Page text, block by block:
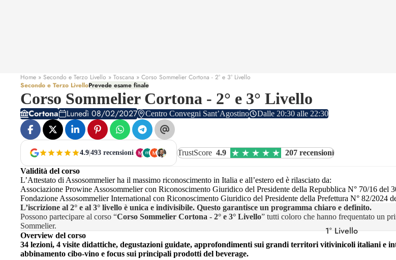
1° Livello
Home » Secondo e Terzo Livello » Toscana » Corso Sommelier Cortona - 2° e 3° Livello
Secondo e Terzo LivelloPrevede esame finale
Corso Sommelier Cortona - 2° e 3° Livello
Cortona Lunedì 08/02/2027 Centro Convegni Sant’Agostino Dalle 20:30 alle 22:30
4.9 493 recensioni TrustScore 4.9 207 recensioni
Validità del corso
L’Attestato di Assosommelier ha il massimo riconoscimento in Italia e all’estero ed è rilasciato da:
Associazione Prowine Assosommelier con Riconoscimento Giuridico del Presidente della Repubblica N° 70/16 del
Fondazione Assosommelier International con Riconoscimento Giuridico del Presidente della Prefettura N° 82/2024
L’iscrizione al 2° e al 3° livello è unica e indivisibile. Questo garantisce un programma chiaro e definito.
Possono partecipare al corso “Corso Sommelier Cortona - 2° e 3° Livello” tutti coloro che hanno frequentato un
Sommelier.
Overview del corso
34 lezioni, 4 visite didattiche, degustazioni guidate, approfondimenti sui grandi territori vitivinicoli italiani e
abbinamento cibo-vino e focus sui principali prodotti del beverage.